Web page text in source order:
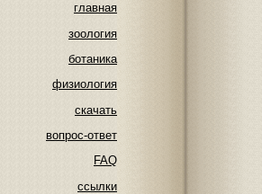
главная
зоология
ботаника
физиология
скачать
вопрос-ответ
FAQ
ссылки